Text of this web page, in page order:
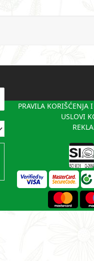
PRAVILA KORIŠĆENJA
USLOVI